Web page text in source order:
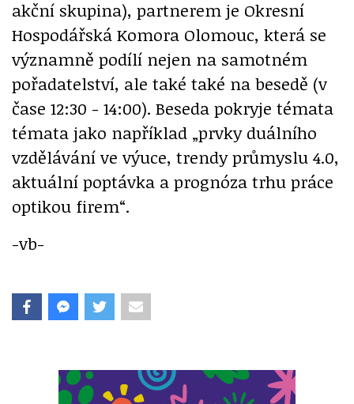
akční skupina), partnerem je Okresní
Hospodářská Komora Olomouc, která se
významně podílí nejen na samotném
pořadatelství, ale také také na besedě (v
čase 12:30 - 14:00). Beseda pokryje témata
témata jako například „prvky duálního
vzdělávání ve výuce, trendy průmyslu 4.0,
aktuální poptávka a prognóza trhu práce
optikou firem“.
-vb-